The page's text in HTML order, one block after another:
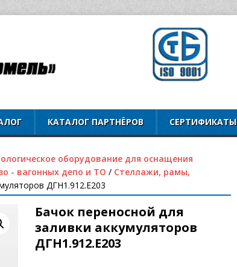
КАТАЛОГ ПАРТНЁРОВ СЕРТИФИКАТЫ
оборудование для оснащения
- вагонных депо и ТО / Cтеллажи, рамы,
ДГН1.912.Е203
Бачок переносной для
заливки аккумуляторов
ДГН1.912.Е203